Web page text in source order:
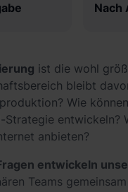
Nach
ist die wohl
bleibt
Wie
Strategie entwickeln?
anbieten?
entwickeln
Teams